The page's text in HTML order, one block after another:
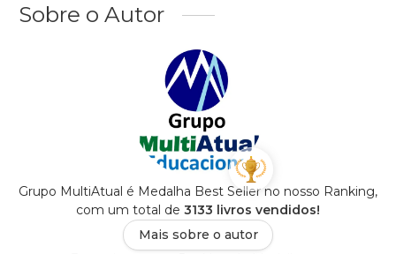
Sobre o Autor
Grupo MultiAtual é Medalha Best Seller no nosso Ranking,
com um total de 3133 livros vendidos!
Mais sobre o autor